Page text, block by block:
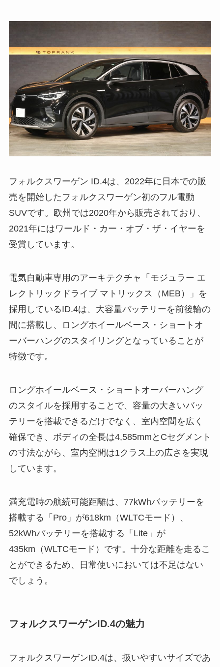
フォルクスワーゲン ID.4は、2022年に日本での販
売を開始したフォルクスワーゲン初のフル電動
SUVです。欧州では2020年から販売されており、
2021年にはワールド・カー・オブ・ザ・イヤーを
受賞しています。
電気自動車専用のアーキテクチャ「モジュラー エ
レクトリックドライブ マトリックス（MEB）」を
採用しているID.4は、大容量バッテリーを前後輪の
間に搭載し、ロングホイールベース・ショートオ
ーバーハングのスタイリングとなっていることが
特徴です。
ロングホイールベース・ショートオーバーハング
のスタイルを採用することで、容量の大きいバッ
テリーを搭載できるだけでなく、室内空間を広く
確保でき、ボディの全長は4,585mmとCセグメント
の寸法ながら、室内空間は1クラス上の広さを実現
しています。
満充電時の航続可能距離は、77kWhバッテリーを
搭載する「Pro」が618km（WLTCモード）、
52kWhバッテリーを搭載する「Lite」が
435km（WLTCモード）です。十分な距離を走るこ
とができるため、日常使いにおいては不足はない
でしょう。
フォルクスワーゲンID.4の魅力
フォルクスワーゲンID.4は、扱いやすいサイズであ